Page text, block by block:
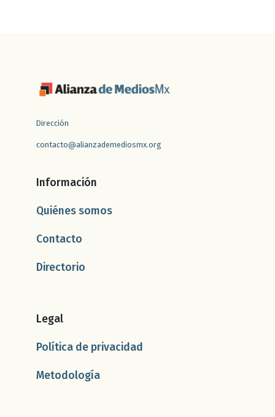
Dirección
contacto@alianzademediosmx.org
Información
Quiénes somos
Contacto
Directorio
Legal
Política de privacidad
Metodología